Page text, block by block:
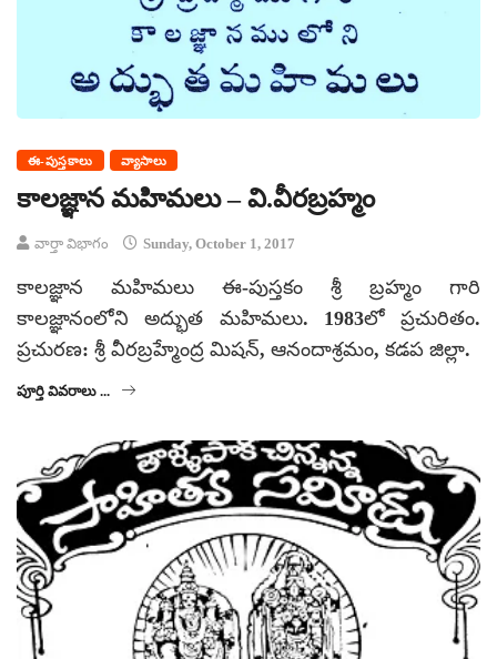
ఈ-పుస్తకాలు వ్యాసాలు
కాలజ్ఞాన మహిమలు – వి.వీరబ్రహ్మం
వార్తా విభాగం Sunday, October 1, 2017
కాలజ్ఞాన మహిమలు ఈ-పుస్తకం శ్రీ బ్రహ్మం గారి
కాలజ్ఞానంలోని అద్భుత మహిమలు. 1983లో ప్రచురితం.
ప్రచురణ: శ్రీ వీరబ్రహ్మేంద్ర మిషన్, ఆనందాశ్రమం, కడప జిల్లా.
పూర్తి వివరాలు ...